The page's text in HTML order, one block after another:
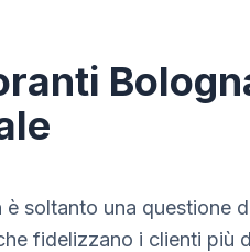
soltanto una questione
fidelizzano i clienti più